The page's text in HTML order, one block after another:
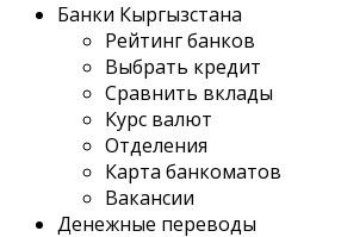
Банки Кыргызстана
Рейтинг банков
Выбрать кредит
Сравнить вклады
Курс валют
Отделения
Карта банкоматов
Вакансии
Денежные переводы